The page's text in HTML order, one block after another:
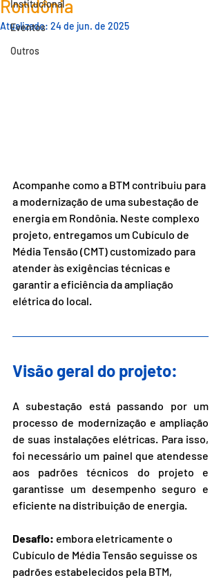
Institucional
Eventos
Outros
Rondônia
Atualizado: 24 de jun. de 2025
Acompanhe como a BTM contribuiu para
a modernização de uma subestação de
energia em Rondônia. Neste complexo
projeto, entregamos um Cubículo de
Média Tensão (CMT) customizado para
atender às exigências técnicas e
garantir a eficiência da ampliação
elétrica do local.
Visão geral do projeto:
A subestação está passando por um
processo de modernização e ampliação
de suas instalações elétricas. Para isso,
foi necessário um painel que atendesse
aos padrões técnicos do projeto e
garantisse um desempenho seguro e
eficiente na distribuição de energia.
Desafio: embora eletricamente o
Cubículo de Média Tensão seguisse os
padrões estabelecidos pela BTM,